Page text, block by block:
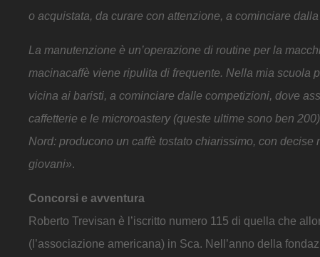
o acquistata, da curare con attenzione, a cominciare
La manutenzione è un’operazione di routine per la
macinacaffè viene ripulita di frequente. Nella mia scuola
vicina ai baristi, a cominciare dalle competizioni, dove
caffetterie e le microroastery (queste ultime sono ben
Nord: producono un caffè tostato chiarissimo, con
giovani».
Concorsi e avventura
Roberto Trevisan è l’iscritto numero 115 di quella che
(l’associazione americana) in Sca. Nell’anno della